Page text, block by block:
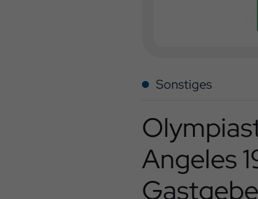
Sonstiges
Angeles